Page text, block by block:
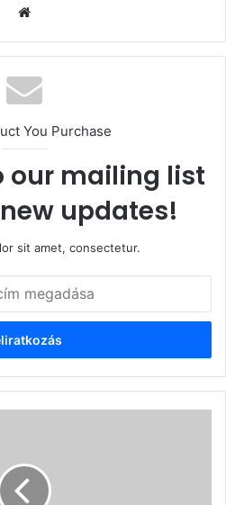
You Purchase
our mailing list
updates!
sit amet, consectetur.